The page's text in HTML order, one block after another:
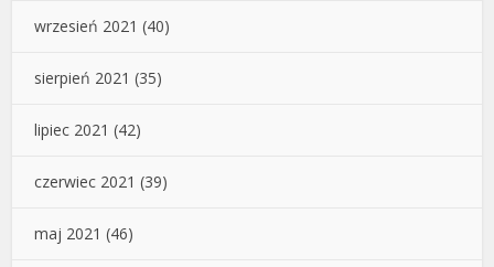
wrzesień 2021 (40)
sierpień 2021 (35)
lipiec 2021 (42)
czerwiec 2021 (39)
maj 2021 (46)